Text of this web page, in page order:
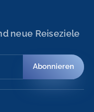
neue Reiseziele
Abonnieren